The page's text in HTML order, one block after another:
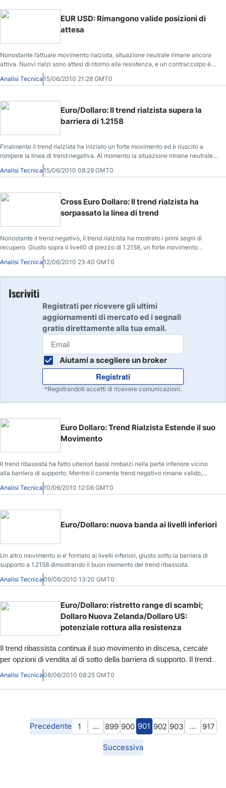
EUR USD: Rimangono valide posizioni di
attesa
Nonostante l’attuale movimento rialzista, situazione neutrale rimane ancora
attiva. Nuovi rialzi sono attesi di ritorno alla resistenza, e un contraccolpo é
possibile alla barriera di prezzo di 1.24114. Giusto sotto la linea tratteggiata
verde, il trend ribassista hanno la loro possibilità di indurre un ribasso di
Analisi Tecnica15/06/2010 21:28 GMT0
Euro/Dollaro: Il trend rialzista supera la
barriera di 1.2158
Finalmente il trend rialzista ha iniziato un forte movimento ed è riuscito a
rompere la linea di trend negativa. Al momento la situazione rimane neutrale,
e giusto sopra la resistenza il trend rialzista può iniziare un trend positivo per
la coppia euro/dollaro.
Analisi Tecnica15/06/2010 08:29 GMT0
Cross Euro Dollaro: Il trend rialzista ha
sorpassato la linea di trend
Nonostante il trend negativo, il trend rialzista ha mostrato i primi segni di
recupero. Giusto sopra il livell0 di prezzo di 1.2158, un forte movimento
rialzista verso la resistenza.
Analisi Tecnica12/06/2010 23:40 GMT0
Iscriviti
Registrati per ricevere gli ultimi
aggiornamenti di mercato ed i segnali
gratis direttamente alla tua email.
Aiutami a scegliere un broker
Registrati
*Registrandoti accetti di ricevere comunicazioni.
Euro Dollaro: Trend Rialzista Estende il suo
Movimento
Il trend ribassista ha fatto ulteriori bassi rimbalzi nella parte inferiore vicino
alla barriera di supporto. Mentre il corrente trend negativo rimane valido,
cercate per ulteriori ribassi a breve termine e possibilità di vendita. Tuttavia,
al momento sembra che il trend rialzista stia recuperando dopo la rottura nella
confermare ulteriori movimenti rialzisti.
Analisi Tecnica10/06/2010 12:06 GMT0
Euro/Dollaro: nuova banda ai livelli inferiori
Un altro movimento si e’ formato ai livelli inferiori, giusto sotto la barriera di
supporto a 1.2158 dimostrando il buon momento del trend ribassista.
Analisi Tecnica09/06/2010 13:20 GMT0
Euro/Dollaro: ristretto range di scambi;
Dollaro Nuova Zelanda/Dollaro US:
potenziale rottura alla resistenza
Il trend ribassista continua il suo movimento in discesa, cercate
per opzioni di vendita al di sotto della barriera di supporto. Il trend
ribassista appare molto confidente in questa fase. Al momento è
previsto un basso range di scambi vicino alla barriera di prezzo di
1.1900-1.1970. Ulteriori bassi rimbalzi sono possibili finché si
Analisi Tecnica08/06/2010 08:25 GMT0
Precedente 1 … 899 900 901 902 903 … 917
Successiva